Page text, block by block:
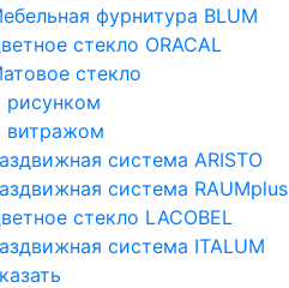
фурнитура BLUM
стекло ORACAL
стекло
рисунком
витражом
система ARISTO
система RAUMplus
стекло LACOBEL
система ITALUM